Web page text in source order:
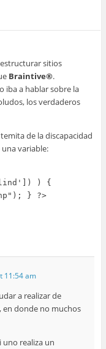
sitios
Braintive®.
iba a hablar sobre la
los verdaderos
de la discapacidad
variable:
) {
} ?>
11:54 am
a realizar de
en donde no muchos
uno realiza un